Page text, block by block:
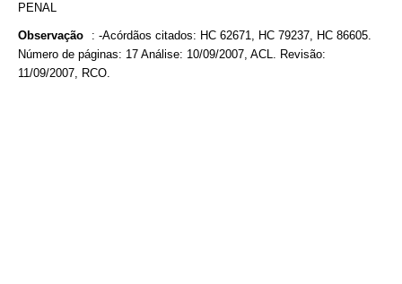
PENAL
Observação : -Acórdãos citados: HC 62671, HC 79237, HC 86605.
Número de páginas: 17 Análise: 10/09/2007, ACL. Revisão:
11/09/2007, RCO.